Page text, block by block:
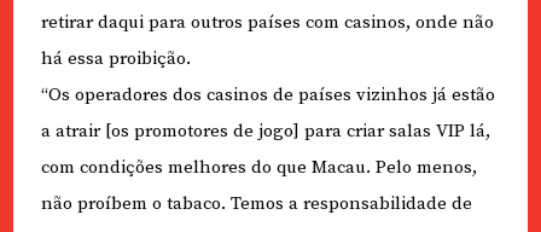
retirar daqui para outros países com casinos, onde não
há essa proibição.
“Os operadores dos casinos de países vizinhos já estão
a atrair [os promotores de jogo] para criar salas VIP lá,
com condições melhores do que Macau. Pelo menos,
não proíbem o tabaco. Temos a responsabilidade de